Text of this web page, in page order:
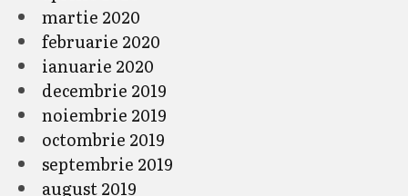
martie 2020
februarie 2020
ianuarie 2020
decembrie 2019
noiembrie 2019
octombrie 2019
septembrie 2019
august 2019